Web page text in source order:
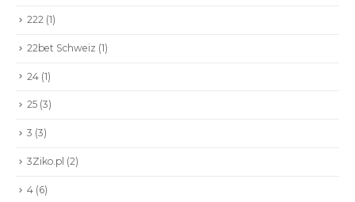
222 (1)
22bet Schweiz (1)
24 (1)
25 (3)
3 (3)
3Ziko.pl (2)
4 (6)